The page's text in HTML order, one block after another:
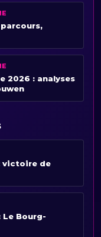
2026 : analyses
victoire de
Le Bourg-